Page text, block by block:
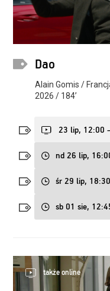
Dao
Alain Gomis /
2026 / 184’
nd 26 lip,
śr 29 lip, 18:30
sb 01 sie,
23 lip, 12:00
także online